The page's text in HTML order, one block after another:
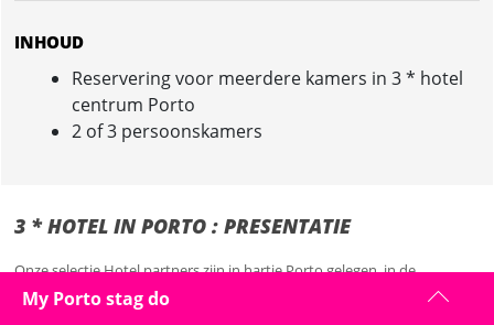
INHOUD
Reservering voor meerdere kamers in 3 * hotel
centrum Porto
2 of 3 persoonskamers
3 * HOTEL IN PORTO : PRESENTATIE
Onze selectie Hotel partners zijn in hartje Porto gelegen, in de
nabijheid van de beste spots en uitgaansgelegendheden, perfect voor
uitgaan en de stadsverkenning.
My Porto stag do